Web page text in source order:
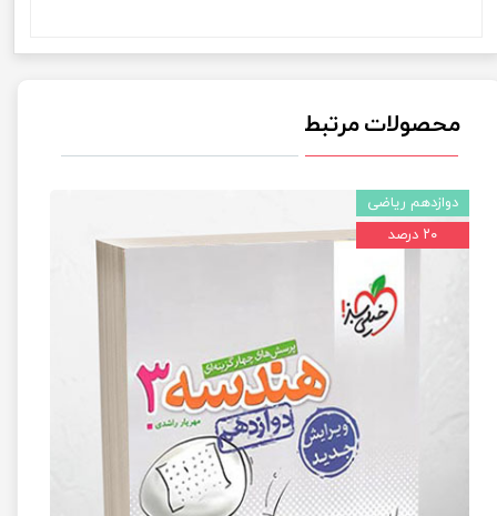
محصولات مرتبط
دوازدهم ریاضی
۲۰ درصد